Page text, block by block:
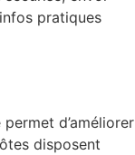
pratiques
d’améliorer
disposent